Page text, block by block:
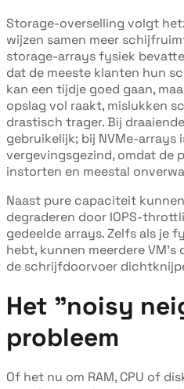
Storage-overselling volgt
wijzen samen meer
storage-arrays fysiek
dat de meeste klanten hun
kan een tijdje goed gaan,
opslag vol raakt, mislukken
drastisch trager. Bij
gebruikelijk; bij NVMe-arrays
vergevingsgezind, omdat de
instorten en meestal
Naast pure capaciteit
degraderen door IOPS-
gedeelde arrays. Zelfs als je
hebt, kunnen meerdere VM's
de schrijfdoorvoer
Het "noisy
probleem
Of het nu om RAM, CPU of